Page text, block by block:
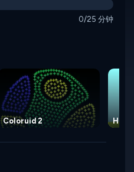
0/25 分钟
Coloruid 2